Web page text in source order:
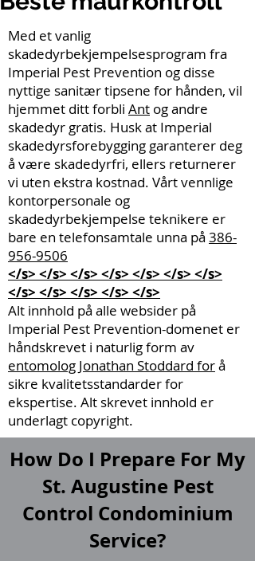
Med et vanlig
skadedyrbekjempelsesprogram fra
Imperial Pest Prevention og disse
nyttige sanitær tipsene for hånden, vil
hjemmet ditt forbli Ant og andre
skadedyr gratis. Husk at Imperial
skadedyrsforebygging garanterer deg
å være skadedyrfri, ellers returnerer
vi uten ekstra kostnad. Vårt vennlige
kontorpersonale og
skadedyrbekjempelse teknikere er
bare en telefonsamtale unna på 386-
956-9506
</s> </s> </s> </s> </s> </s> </s>
</s> </s> </s> </s> </s>
Alt innhold på alle websider på
Imperial Pest Prevention-domenet er
håndskrevet i naturlig form av
entomolog Jonathan Stoddard forå
sikre kvalitetsstandarder for
ekspertise. Alt skrevet innhold er
underlagt copyright.
How Do I Prepare For My
St. Augustine Pest
Control Condominium
Service?